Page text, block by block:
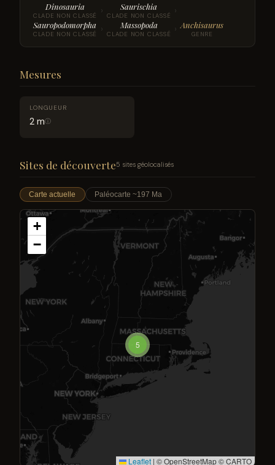
Dinosauria
CLADE NON CLASSÉ › Saurischia
CLADE NON CLASSÉ ›
Sauropodomorpha
CLADE NON CLASSÉ › Massopoda
CLADE NON CLASSÉ › Anchisaurus
GENRE
Mesures
LONGUEUR
2 mⓘ
Sites de découverte5 sites géolocalisés
Carte actuelle Paléocarte ~197 Ma
5
+
−
Leaflet | © OpenStreetMap © CARTO